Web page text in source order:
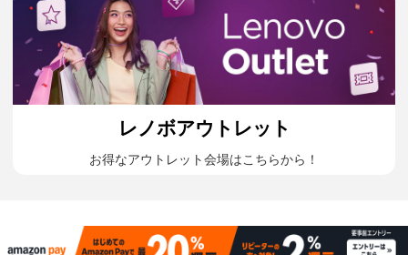
レノボアウトレット
お得なアウトレット会場はこちらから！